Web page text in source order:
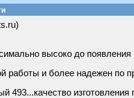
высоко до
работы и более надежен по
изготовления